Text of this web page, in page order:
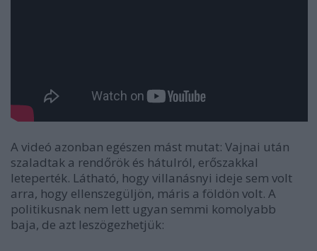
A videó azonban egészen mást mutat: Vajnai után
szaladtak a rendőrök és hátulról, erőszakkal
leteperték. Látható, hogy villanásnyi ideje sem volt
arra, hogy ellenszegüljön, máris a földön volt. A
politikusnak nem lett ugyan semmi komolyabb
baja, de azt leszögezhetjük: